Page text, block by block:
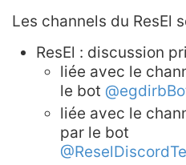
Les channels du ResEl
ResEl : discussion
liée avec le
le bot
liée avec le
par le bot